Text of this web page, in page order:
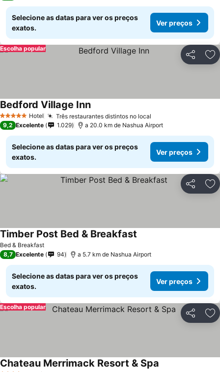
Selecione as datas para ver os preços
exatos.
Ver preços
Partilhar
Escolha popular
5 Estrelas Hotel Três restaurantes distintos no local
Bedford Village Inn
9,2 Excelente 1.029 a 20.0 km de Nashua Airport
Selecione as datas para ver os preços
exatos.
Ver preços
Partilhar
Bed & Breakfast
Timber Post Bed & Breakfast
8,7 Excelente 94 a 5.7 km de Nashua Airport
Selecione as datas para ver os preços
exatos.
Ver preços
Partilhar
Escolha popular
Chateau Merrimack Resort & Spa